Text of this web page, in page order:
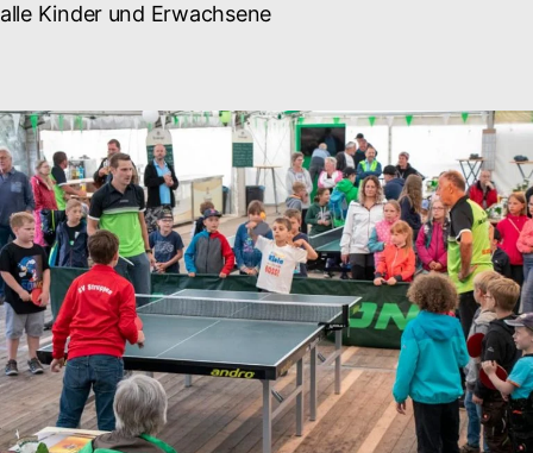
alle Kinder und Erwachsene